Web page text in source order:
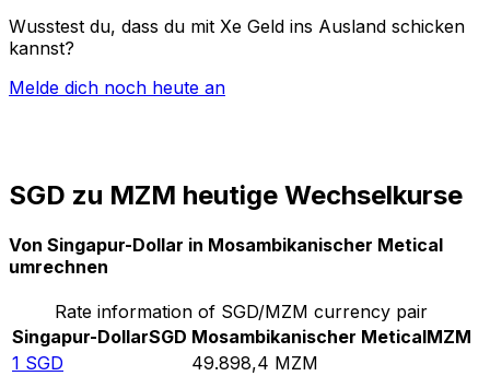
Wusstest du, dass du mit Xe Geld ins Ausland schicken
kannst?
Melde dich noch heute an
SGD zu MZM heutige Wechselkurse
Von Singapur-Dollar in Mosambikanischer Metical
umrechnen
Rate information of SGD/MZM currency pair
Singapur-DollarSGD Mosambikanischer MeticalMZM
1 SGD 49.898,4 MZM